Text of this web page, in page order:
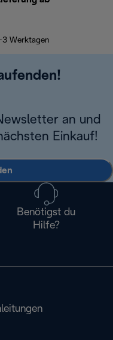
3 Werktagen
an und
Einkauf!
Benötigst du
Hilfe?